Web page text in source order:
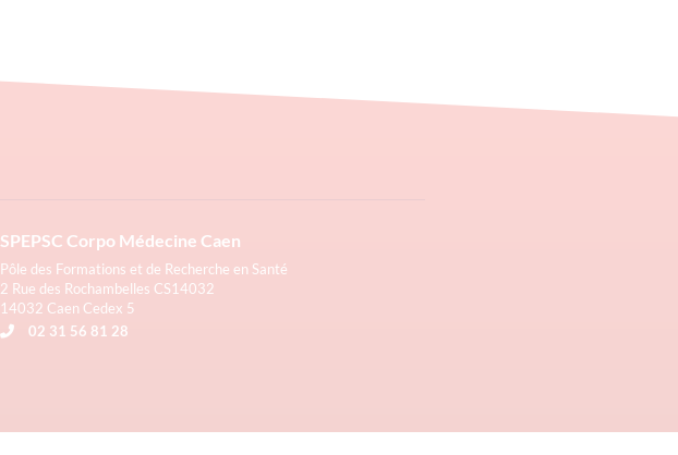
commander vos fleurs du 1er février au 11
SPEPSC Corpo Médecine Caen
Pôle des Formations et de Recherche en Santé
2 Rue des Rochambelles CS14032
14032 Caen Cedex 5
02 31 56 81 28